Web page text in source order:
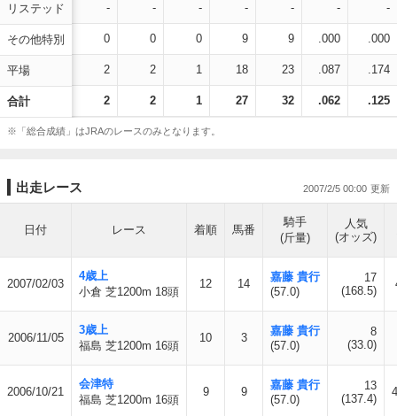
リステッド
その他特別
平場
合計
- - - - - - -
0 0 0 9 9 .000 .000
2 2 1 18 23 .087 .174
2 2 1 27 32 .062 .125
※「総合成績」はJRAのレースのみとなります。
出走レース 2007/2/5 00:00
日付 レース 着順 馬番
騎手
(斤量)
人気
(オッズ)
2007/02/03
4歳上
小倉 芝1200m 18頭
12 14
嘉藤 貴行
(57.0)
17
(168.5)
2006/11/05
3歳上
福島 芝1200m 16頭
10 3
嘉藤 貴行
(57.0)
8
(33.0)
2006/10/21
会津特
福島 芝1200m 16頭
9 9
嘉藤 貴行
(57.0)
13
(137.4)